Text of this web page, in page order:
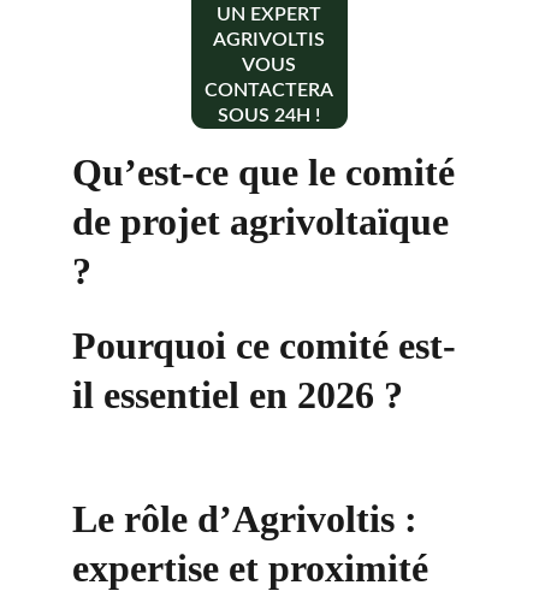
Qu’est-ce que le comité
de projet agrivoltaïque
?
Pourquoi ce comité est-
il essentiel en 2026 ?
Le rôle d’Agrivoltis :
expertise et proximité
UN EXPERT
AGRIVOLTIS
VOUS
CONTACTERA
SOUS 24H !